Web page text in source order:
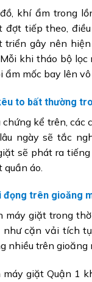
khí ẩm trong
đợt tiếp theo,
triển gây nên
khi tháo bộ
mốc bay lên vô
to bất thường
chứng kể trên, các
ngày sẽ tắc
sẽ phát ra
áo.
đọng trên gioăng
máy giặt trong
như cặn vải tích
nhiều trên gioăng
máy giặt Quận 1